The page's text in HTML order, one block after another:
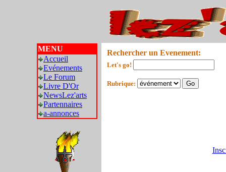
MENU
Accueil
Evénements
Le Forum
Livre D'Or
NewsLez'arts
Partennaires
a-annonces
Rechercher un Evenement:
Let's go!
Rubrique: